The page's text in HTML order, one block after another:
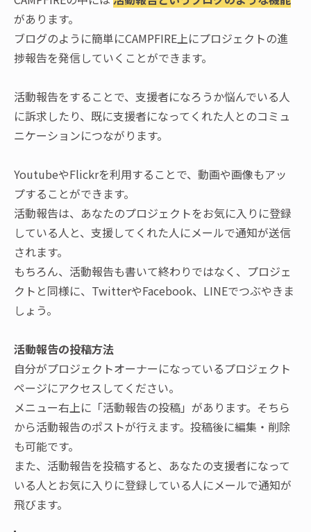
があります。
ブログのように簡単にCAMPFIRE上にプロジェクトの進
捗報告を発信していくことができます。
活動報告をすることで、支援者になろうか悩んでいる人
に訴求したり、既に支援者になってくれた人とのコミュ
ニケーションにつながります。
YoutubeやFlickrを利用することで、動画や画像もアッ
プすることができます。
活動報告は、あなたのプロジェクトをお気に入りに登録
している人と、支援してくれた人にメールで通知が送信
されます。
もちろん、活動報告も書いて終わりではなく、プロジェ
クトと同様に、TwitterやFacebook、LINEでつぶやきま
しょう。
活動報告の投稿方法
自分がプロジェクトオーナーになっているプロジェクト
ページにアクセスしてください。
メニュー右上に「活動報告の投稿」があります。そちら
から活動報告のポストが行えます。投稿後に編集・削除
も可能です。
また、活動報告を投稿すると、あなたの支援者になって
いる人とお気に入りに登録している人にメールで通知が
飛びます。